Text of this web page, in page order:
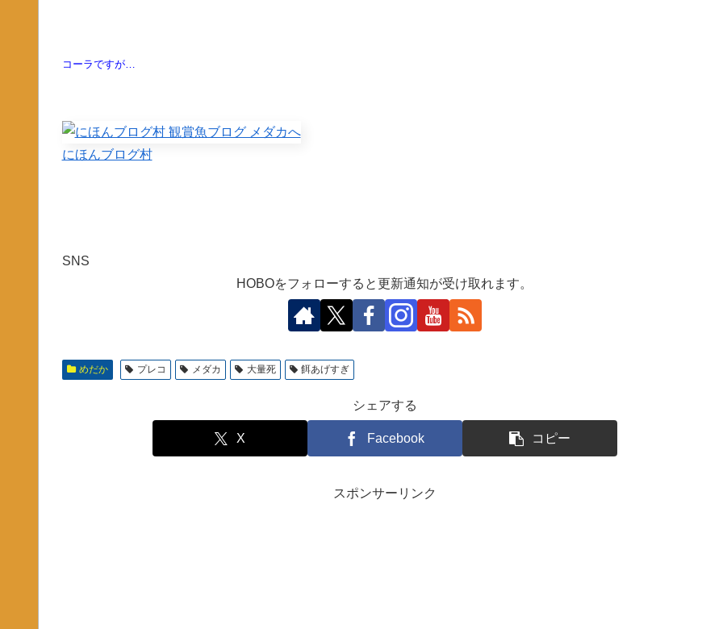
コーラですが…
にほんブログ村
SNS
HOBOをフォローすると更新通知が受け取れます。
めだか プレコ メダカ 大量死 餌あげすぎ
シェアする
X Facebook コピー
スポンサーリンク